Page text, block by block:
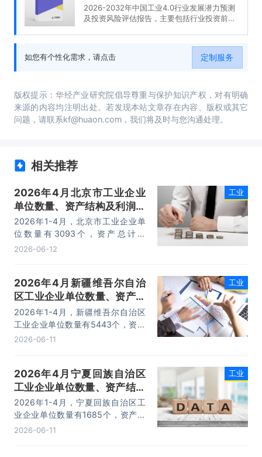
2026-2032年中国工业4.0行业发展潜力预测
及投资风险评估报告，主要包括行业投资前
如您有个性化需求，请点击
定制服务
版权提示：华经产业研究院倡导尊重与保护知识产权，对有明确
来源的内容均注明出处。若发现本站文章存在内容、版权或其它
问题，请联系kf@huaon.com，我们将及时与您沟通处理。
相关推荐
2026年4月北京市工业企业
单位数量、资产结构及利润统
计分析
2026年1-4月，北京市工业企业单
位数量有3093个，资产总计为
82103.1亿元，负债合计为37511.6
2026-06-12
工业
2026年4月新疆维吾尔自治
区工业企业单位数量、资产结
构及利润统计分析
2026年1-4月，新疆维吾尔自治区
工业企业单位数量有5443个，资产
总计为43183.1亿元，负债合计为
元。
2026-06-11
工业
2026年4月宁夏回族自治区
工业企业单位数量、资产结构
及利润统计分析
2026年1-4月，宁夏回族自治区工
业企业单位数量有1685个，资产总
计为15867.4亿元，负债合计为
2026-06-11
工业